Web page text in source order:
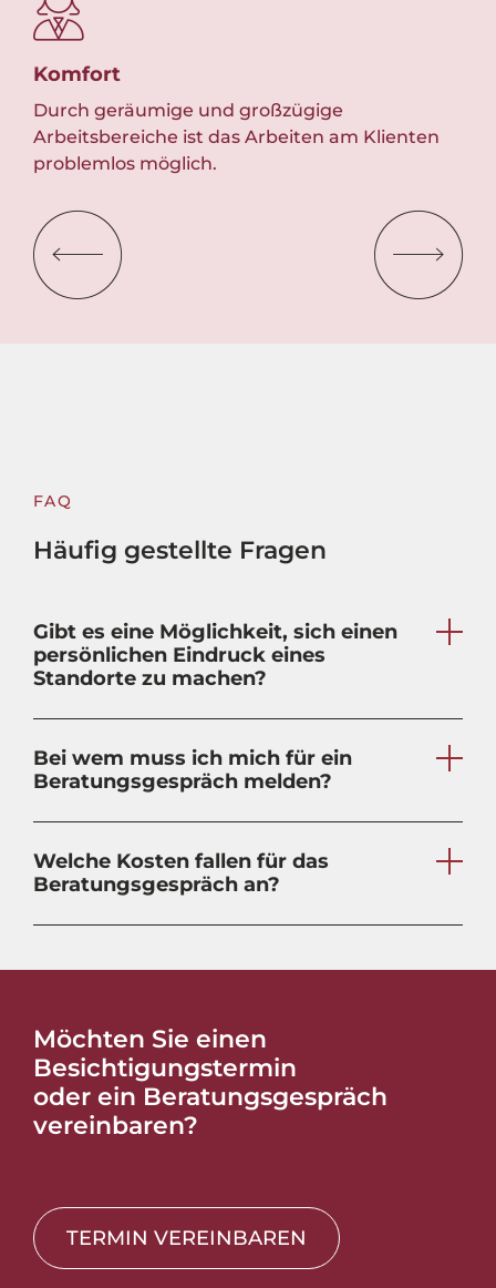
Komfort
Durch geräumige und großzügige
Arbeitsbereiche ist das Arbeiten am Klienten
problemlos möglich.
FAQ
Häufig gestellte Fragen
Gibt es eine Möglichkeit, sich einen
persönlichen Eindruck eines
Standorte zu machen?
Bei wem muss ich mich für ein
Beratungsgespräch melden?
Welche Kosten fallen für das
Beratungsgespräch an?
Möchten Sie einen
Besichtigungstermin
oder ein Beratungsgespräch
vereinbaren?
TERMIN VEREINBAREN